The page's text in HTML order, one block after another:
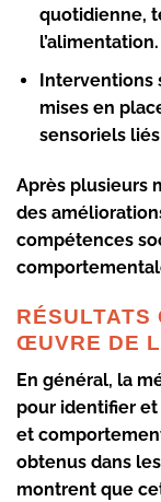
quotidienne,
l’alimentation.
Interventions
mises en
sensoriels
Après plusieurs
des
compétences
RÉSULTATS
ŒUVRE DE
En général, la
pour identifier
et
obtenus dans
montrent que